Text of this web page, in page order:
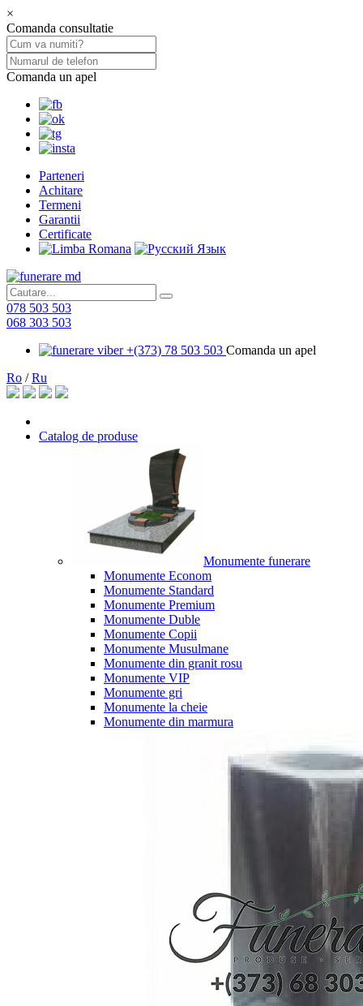
×
Comanda consultatie
Comanda un apel
Parteneri
Achitare
Termeni
Garantii
Certificate
078 503 503
068 303 503
+(373) 78 503 503 Comanda un apel
Ro /Ru
Catalog de produse
Monumente funerare
Monumente Econom
Monumente Standard
Monumente Premium
Monumente Duble
Monumente Copii
Monumente Musulmane
Monumente din granit rosu
Monumente VIP
Monumente gri
Monumente la cheie
Monumente din marmura